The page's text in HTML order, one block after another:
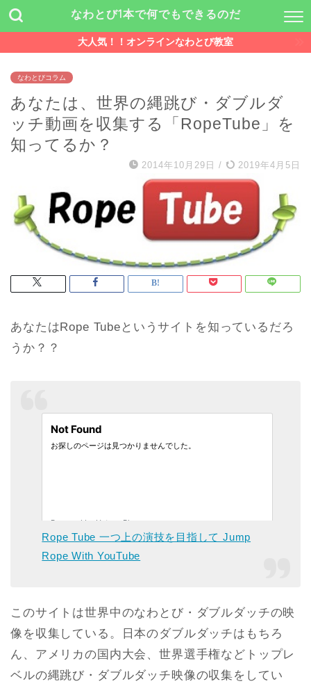
なわとび1本で何でもできるのだ
大人気！！オンラインなわとび教室
なわとびコラム
あなたは、世界の縄跳び・ダブルダ
ッチ動画を収集する「RopeTube」を
知ってるか？
2014年10月29日 / 2019年4月5日
あなたはRope Tubeというサイトを知っているだろ
うか？？
Rope Tube 一つ上の演技を目指して Jump
Rope With YouTube
このサイトは世界中のなわとび・ダブルダッチの映
像を収集している。日本のダブルダッチはもちろ
ん、アメリカの国内大会、世界選手権などトップレ
ベルの縄跳び・ダブルダッチ映像の収集をしてい